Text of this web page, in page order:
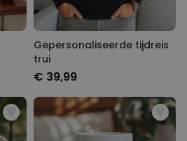
Gepersonaliseerde tijdreis
trui
€ 39,99